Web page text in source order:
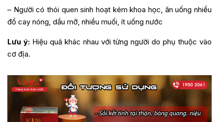
– Người có thói quen sinh hoạt kém khoa học, ăn uống nhiều
đồ cay nóng, dầu mỡ, nhiều muối, ít uống nước
Lưu ý: Hiệu quả khác nhau với từng người do phụ thuộc vào
cơ địa.